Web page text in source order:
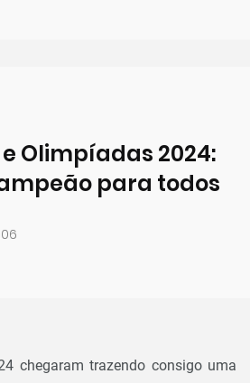
Olimpíadas 2024:
para todos
chegaram trazendo consigo uma